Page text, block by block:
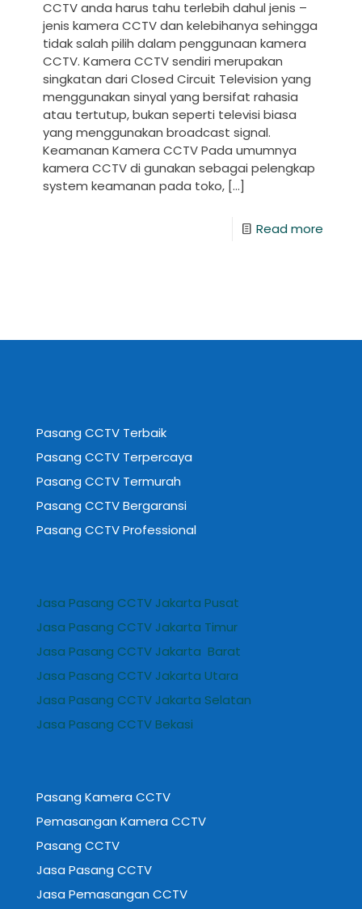
CCTV anda harus tahu terlebih dahul jenis –
jenis kamera CCTV dan kelebihanya sehingga
tidak salah pilih dalam penggunaan kamera
CCTV. Kamera CCTV sendiri merupakan
singkatan dari Closed Circuit Television yang
menggunakan sinyal yang bersifat rahasia
atau tertutup, bukan seperti televisi biasa
yang menggunakan broadcast signal.
Keamanan Kamera CCTV Pada umumnya
kamera CCTV di gunakan sebagai pelengkap
system keamanan pada toko, […]
Read more
Pasang CCTV Terbaik
Pasang CCTV Terpercaya
Pasang CCTV Termurah
Pasang CCTV Bergaransi
Pasang CCTV Professional
Jasa Pasang CCTV Jakarta Pusat
Jasa Pasang CCTV Jakarta Timur
Jasa Pasang CCTV Jakarta Barat
Jasa Pasang CCTV Jakarta Utara
Jasa Pasang CCTV Jakarta Selatan
Jasa Pasang CCTV Bekasi
Pasang Kamera CCTV
Pemasangan Kamera CCTV
Pasang CCTV
Jasa Pasang CCTV
Jasa Pemasangan CCTV